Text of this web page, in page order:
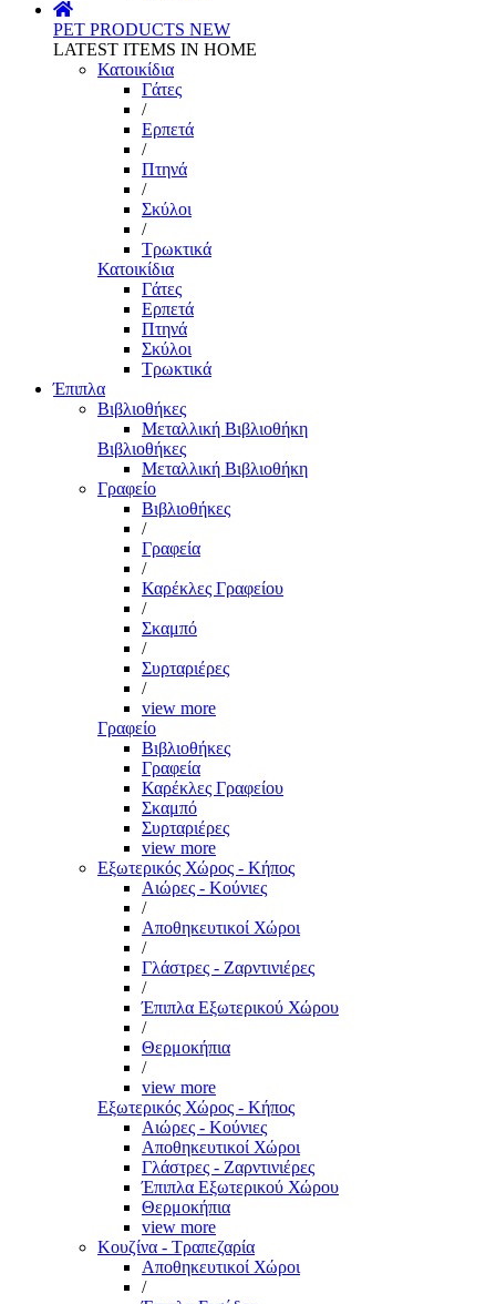
PET PRODUCTS NEW
LATEST ITEMS IN HOME
Κατοικίδια
Γάτες
/
Ερπετά
/
Πτηνά
/
Σκύλοι
/
Τρωκτικά
Κατοικίδια
Γάτες
Ερπετά
Πτηνά
Σκύλοι
Τρωκτικά
Έπιπλα
Βιβλιοθήκες
Μεταλλική Βιβλιοθήκη
Βιβλιοθήκες
Μεταλλική Βιβλιοθήκη
Γραφείο
Βιβλιοθήκες
/
Γραφεία
/
Καρέκλες Γραφείου
/
Σκαμπό
/
Συρταριέρες
/
view more
Γραφείο
Βιβλιοθήκες
Γραφεία
Καρέκλες Γραφείου
Σκαμπό
Συρταριέρες
view more
Εξωτερικός Χώρος - Κήπος
Αιώρες - Κούνιες
/
Αποθηκευτικοί Χώροι
/
Γλάστρες - Ζαρντινιέρες
/
Έπιπλα Εξωτερικού Χώρου
/
Θερμοκήπια
/
view more
Εξωτερικός Χώρος - Κήπος
Αιώρες - Κούνιες
Αποθηκευτικοί Χώροι
Γλάστρες - Ζαρντινιέρες
Έπιπλα Εξωτερικού Χώρου
Θερμοκήπια
view more
Κουζίνα - Τραπεζαρία
Αποθηκευτικοί Χώροι
/